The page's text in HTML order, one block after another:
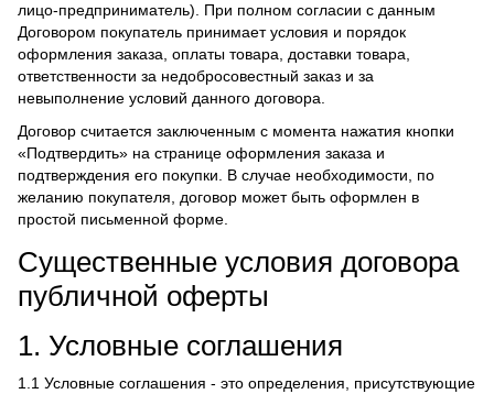
лицо-предприниматель). При полном согласии с данным
Договором покупатель принимает условия и порядок
оформления заказа, оплаты товара, доставки товара,
ответственности за недобросовестный заказ и за
невыполнение условий данного договора.
Договор считается заключенным с момента нажатия кнопки
«Подтвердить» на странице оформления заказа и
подтверждения его покупки. В случае необходимости, по
желанию покупателя, договор может быть оформлен в
простой письменной форме.
Существенные условия договора
публичной оферты
1. Условные соглашения
1.1 Условные соглашения - это определения, присутствующие